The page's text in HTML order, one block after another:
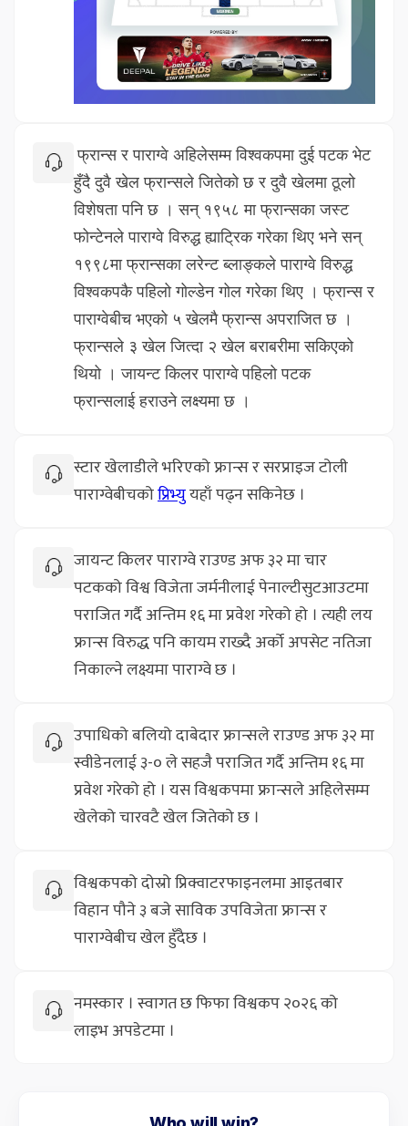
फ्रान्स र पाराग्वे अहिलेसम्म विश्वकपमा दुई पटक भेट
हुँदै दुवै खेल फ्रान्सले जितेको छ र दुवै खेलमा ठूलो
विशेषता पनि छ । सन् १९५८ मा फ्रान्सका जस्ट
फोन्टेनले पाराग्वे विरुद्ध ह्याट्रिक गरेका थिए भने सन्
१९९८मा फ्रान्सका लरेन्ट ब्लाङ्कले पाराग्वे विरुद्ध
विश्वकपकै पहिलो गोल्डेन गोल गरेका थिए ।फ्रान्स र
पाराग्वेबीच भएको ५ खेलमै फ्रान्स अपराजित छ ।
फ्रान्सले ३ खेल जित्दा २ खेल बराबरीमा सकिएको
थियो । जायन्ट किलर पाराग्वेपहिलो पटक
फ्रान्सलाई हराउने लक्ष्यमा छ ।
स्टार खेलाडीले भरिएको फ्रान्स र सरप्राइज टोली
पाराग्वेबीचकोप्रिभ्युयहाँ पढ्न सकिनेछ ।
जायन्ट किलर पाराग्वे राउण्ड अफ ३२ मा चार
पटकको विश्व विजेता जर्मनीलाई पेनाल्टीसुटआउटमा
पराजित गर्दै अन्तिम १६ मा प्रवेश गरेको हो । त्यही लय
फ्रान्स विरुद्ध पनि कायम राख्दै अर्को अपसेट नतिजा
निकाल्ने लक्ष्यमा पाराग्वे छ ।
उपाधिको बलियो दाबेदार फ्रान्सले राउण्ड अफ ३२ मा
स्वीडेनलाई ३-० ले सहजै पराजित गर्दै अन्तिम १६ मा
प्रवेश गरेको हो । यस विश्वकपमा फ्रान्सले अहिलेसम्म
खेलेको चारवटै खेल जितेको छ ।
विश्वकपको दोस्रो प्रिक्वाटरफाइनलमा आइतबार
विहान पौने ३ बजे साविक उपविजेता फ्रान्स र
पाराग्वेबीच खेल हुँदैछ ।
नमस्कार । स्वागत छ फिफा विश्वकप २०२६ को
लाइभ अपडेटमा ।